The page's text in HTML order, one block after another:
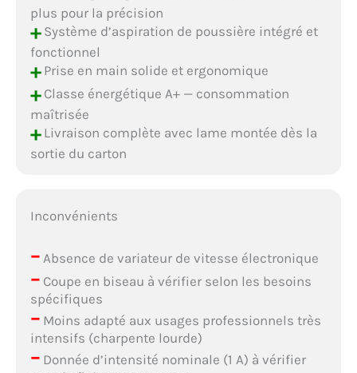
plus pour la précision
+Système d’aspiration de poussière intégré et
fonctionnel
+Prise en main solide et ergonomique
+Classe énergétique A+ — consommation
maîtrisée
+Livraison complète avec lame montée dès la
sortie du carton
Inconvénients
–Absence de variateur de vitesse électronique
–Coupe en biseau à vérifier selon les besoins
spécifiques
–Moins adapté aux usages professionnels très
intensifs (charpente lourde)
–Donnée d’intensité nominale (1 A) à vérifier